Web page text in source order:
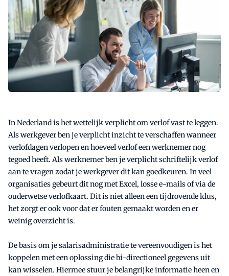
In Nederland is het wettelijk verplicht om verlof vast te leggen.
Als werkgever ben je verplicht inzicht te verschaffen wanneer
verlofdagen verlopen en hoeveel verlof een werknemer nog
tegoed heeft. Als werknemer ben je verplicht schriftelijk verlof
aan te vragen zodat je werkgever dit kan goedkeuren. In veel
organisaties gebeurt dit nog met Excel, losse e-mails of via de
ouderwetse verlofkaart. Dit is niet alleen een tijdrovende klus,
het zorgt er ook voor dat er fouten gemaakt worden en er
weinig overzicht is.
De basis om je salarisadministratie te vereenvoudigen is het
koppelen met een oplossing die bi-directioneel gegevens uit
kan wisselen. Hiermee stuur je belangrijke informatie heen en